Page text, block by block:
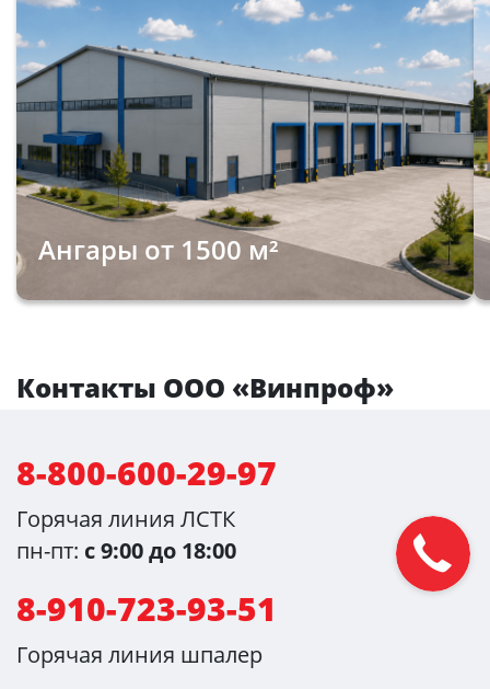
Ангары от 1500 м²
Контакты ООО «Винпроф»
8-800-600-29-97
Горячая линия ЛСТК
пн-пт: с 9:00 до 18:00
8-910-723-93-51
Горячая линия шпалер